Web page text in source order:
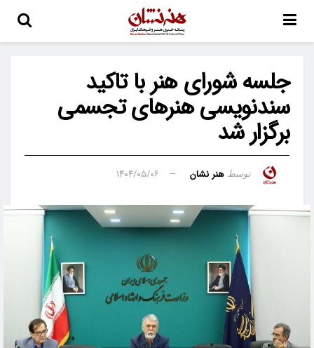
جلسه شورای هنر با تاکید
سندنویسی هنرهای تجسمی
برگزار شد
توسط هنر نشان ۱۴۰۴/۰۵/۰۶